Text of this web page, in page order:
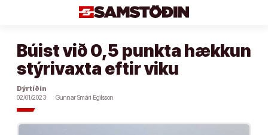
Búist við 0,5 punkta hækkun
stýrivaxta eftir viku
Dýrtíðin
02/01/2023
Gunnar Smári Egilsson